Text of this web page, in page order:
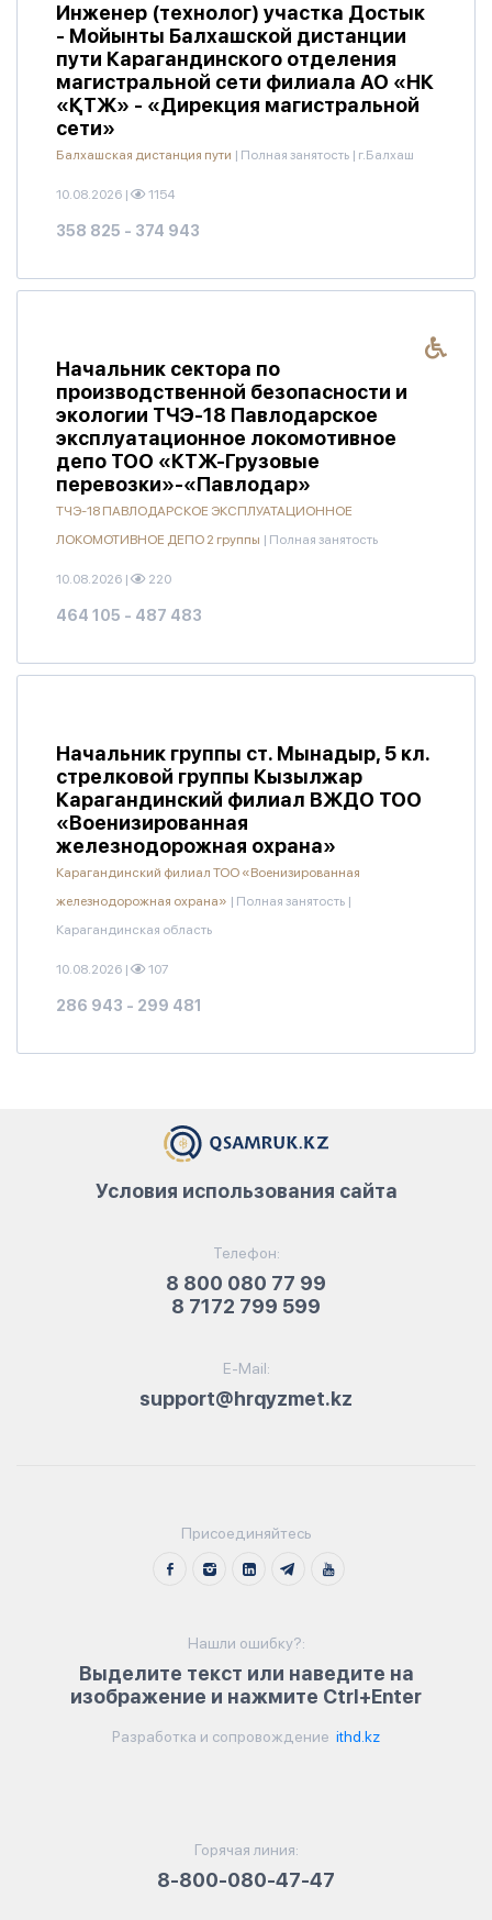
Инженер (технолог) участка Достык
- Мойынты Балхашской дистанции
пути Карагандинского отделения
магистральной сети филиала АО «НК
«ҚТЖ» - «Дирекция магистральной
сети»
Балхашская дистанция пути | Полная занятость | г.Балхаш
10.08.2026 | 1154
358 825 - 374 943
Начальник сектора по
производственной безопасности и
экологии ТЧЭ-18 Павлодарское
эксплуатационное локомотивное
депо ТОО «КТЖ-Грузовые
перевозки»-«Павлодар»
ТЧЭ-18 ПАВЛОДАРСКОЕ ЭКСПЛУАТАЦИОННОЕ
ЛОКОМОТИВНОЕ ДЕПО 2 группы | Полная занятость
10.08.2026 | 220
464 105 - 487 483
Начальник группы ст. Мынадыр, 5 кл.
стрелковой группы Кызылжар
Карагандинский филиал ВЖДО ТОО
«Военизированная
железнодорожная охрана»
Карагандинский филиал ТОО «Военизированная
железнодорожная охрана» | Полная занятость |
Карагандинская область
10.08.2026 | 107
286 943 - 299 481
Телефон:
8 800 080 77 99
8 7172 799 599
E-Mail:
support@hrqyzmet.kz
Условия использования сайта
Присоединяйтесь
Нашли ошибку?:
Выделите текст или наведите на
изображение и нажмите Ctrl+Enter
Разработка и сопровождение ithd.kz
Горячая линия:
8-800-080-47-47